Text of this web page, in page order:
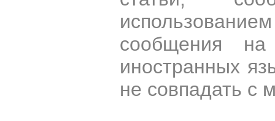
сообщения
иностранных
не совпадать с